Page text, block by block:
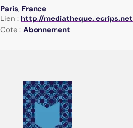
Paris, France
Lien : http://
Cote : Abonnement